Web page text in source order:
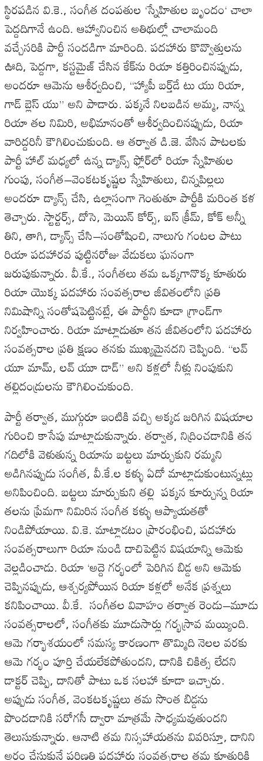
స్థిరపడిన వి.కె., సంగీత దంపతుల ‘స్నేహితుల బృందం‘చాలా
పెద్దదిగానేఉంది. ఆహ్వానించిన అతిథుల్లో చాలామంది
వచ్చేసరికిపార్టీసందడిగామారింది. పదహారు కొవ్వొత్తులను
ఊది,పెద్దగా, కస్టమైజ్చేసిన కేక్‌ను రియాకత్తిరించినప్పుడు,
అందరూ ఆమెను ఆశీర్వదించి, “హ్యాపీబర్త్‌డేటుయు రియా,
గాడ్బ్లెస్యు” అని పాడారు. పక్కనేనిలబడిన అమ్మ, నాన్న
రియాతల నిమిరి, అభిమానంతోఆశీర్వదించినప్పుడు, రియా
వారిద్దరినీ కౌగిలించుకుంది. ఆ తర్వాత డి.జె. వేసిన పాటలకు
పార్టీహాల్మధ్యలో ఉన్నడ్యాన్స్ ఫ్లోర్‌లో రియాస్నేహితుల
గుంపు, సంగీత–వెంకటకృష్ణల స్నేహితులు, చిన్నపిల్లలు
అందరూ డ్యాన్స్ చేసి, ఉల్లాసంగాగెంతుతూపార్టీకిమరింత కళ
తెచ్చారు. స్టార్టర్స్, దోసె, మెయిన్ కోర్స్, ఐస్క్రీమ్, కోక్అన్నీ
తిని, తాగి,డ్యాన్స్ చేసి–సంతోషించి, నాలుగుగంటల పాటు
రియాపదహారవ పుట్టినరోజువేడుకలు ఘనంగా
జరుపుకున్నారు. వీ.కే., సంగీతలు తమ ఒక్కగానొక్కకూతురు
రియాయొక్కపదహారు సంవత్సరాల జీవితంలోని ప్రతి
నిమిషాన్నిసంతోషపెట్టినట్లే, ఈ పార్టీని కూడా గ్రాండ్‌గా
నిర్వహించారు. రియామాట్లాడుతూతన జీవితంలోని పదహారు
సంవత్సరాల ప్రతిక్షణం తనకు ముఖ్యమైనదని చెప్పింది. “లవ్
యూ మామ్, లవ్యూ డాడ్” అని కళ్లలో నీళ్లునింపుకుని
తల్లిదండ్రులను కౌగిలించుకుంది.
పార్టీతర్వాత, ముగ్గురూ ఇంటికివచ్చిఅక్కడజరిగిన విషయాల
గురించి కాసేపుమాట్లాడుకున్నారు. తర్వాత, నిద్రించడానికితన
గదిలోకివెళుతున్నరియాను బట్టలు మార్చుకుని రమ్మని
అడిగినప్పుడుసంగీత, వీ.కే.ల కళ్ళుఏదోమాట్లాడుకుంటున్నట్లు
అనిపించింది. బట్టలు మార్చుకుని తల్లి పక్కన కూర్చున్నరియా
తలను ప్రేమగానిమిరిన సంగీత కళ్ళుఆప్యాయతతో
నిండిపోయాయి. వి.కె. మాట్లాడటం ప్రారంభించి, పదహారు
సంవత్సరాలుగారియానుండి దాచిపెట్టిన విషయాన్నిఆమెకు
వెల్లడించాడు. రియా ‘అద్దెగర్భంలో పెరిగిన బిడ్డఅని ఆమెకు
చెప్పినప్పుడు, ఆశ్చర్యపోయిన రియాకళ్లలో అనేక ప్రశ్నలు
కనిపించాయి. వీ.కే. సంగీతల వివాహం తర్వాత రెండు–మూడు
సంవత్సరాలలో, సంగీతకు మూడుసార్లు గర్భస్రావ మయ్యింది.
ఆమె గర్భాశయంలో సమస్యకారణంగాతొమ్మిదినెలల వరకు
ఆమె గర్భం పూర్తిచేయలేకపోతుందని,దానికిచికిత్స లేదని
డాక్టర్చెప్పి,దానితోపాటుఒక సలహా కూడా ఇచ్చారు.
అప్పుడుసంగీత, వెంకటకృష్ణలు తమ సొంత బిడ్డను
పొందడానికిసరోగసీ ద్వారామాత్రమే సాధ్యమవుతుందని
తెలుసుకున్నారు. ఆనాటి తమ నిస్సహాయతను వివరిస్తూ,దానిని
అర్థం చేసుకునేపరిణతిపదహారు సంవత్సరాల తమ కూతురికి